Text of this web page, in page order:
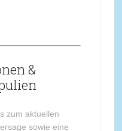
&
zum aktuellen
sowie eine